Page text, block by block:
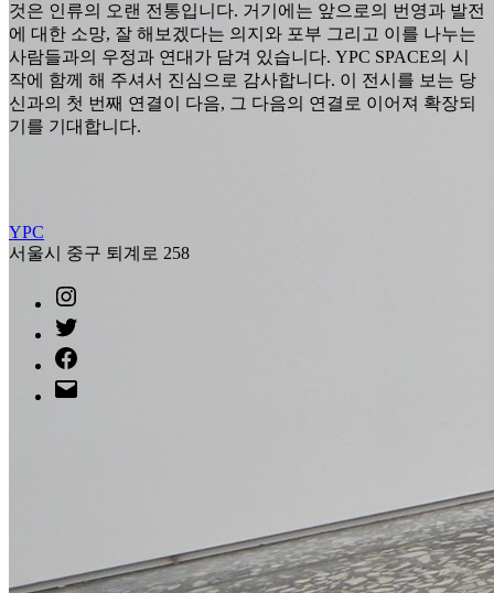
것은 인류의 오랜 전통입니다. 거기에는 앞으로의 번영과 발전
에 대한 소망, 잘 해보겠다는 의지와 포부 그리고 이를 나누는
사람들과의 우정과 연대가 담겨 있습니다. YPC SPACE의 시
작에 함께 해 주셔서 진심으로 감사합니다. 이 전시를 보는 당
신과의 첫 번째 연결이 다음, 그 다음의 연결로 이어져 확장되
기를 기대합니다.
YPC
서울시 중구 퇴계로 258